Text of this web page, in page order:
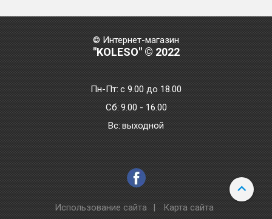
© Интернет-магазин
"KOLESO" © 2022
Пн-Пт:с 9.00 до 18.00
Сб: 9.00 - 16.00
Bc: выходной
Использование сайта | Карта сайта